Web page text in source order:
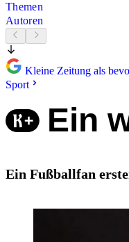
Themen
Autoren
Kleine Zeitung als
Sport
Ein
Ein Fußballfan